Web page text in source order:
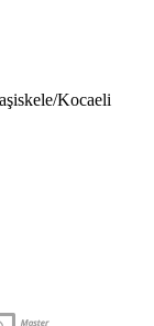
Kocaeli